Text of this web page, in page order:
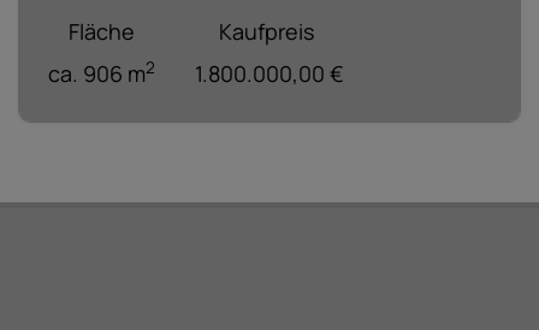
Fläche
ca. 906 m2
Kaufpreis
1.800.000,00 €